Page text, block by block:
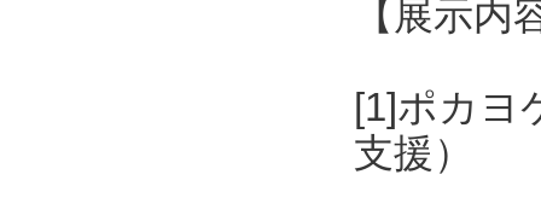
【展示内
[1]ポカヨ
支援）